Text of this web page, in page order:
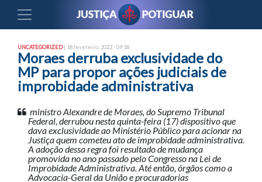
UNCATEGORIZED| 18 fevereiro, 2022 - 09:18
Moraes derruba exclusividade do
MP para propor ações judiciais de
improbidade administrativa
ministro Alexandre de Moraes, do Supremo Tribunal
Federal, derrubou nesta quinta-feira (17) dispositivo que
dava exclusividade ao Ministério Público para acionar na
Justiça quem cometeu ato de improbidade administrativa.
A adoção dessa regra foi resultado de mudança
promovida no ano passado pelo Congresso na Lei de
Improbidade Administrativa. Até então, órgãos como a
Advocacia-Geral da União e procuradorias